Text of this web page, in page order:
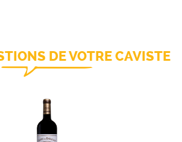
DE VOTRE CAVISTE